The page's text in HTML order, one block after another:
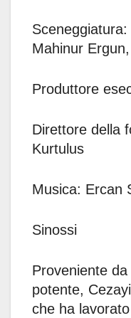
Mahinur
Produttore
Direttore della
Kurtulus
Musica: Ercan
Sinossi
Proveniente
potente,
che ha